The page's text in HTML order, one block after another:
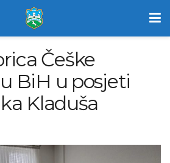
Češke
BiH u posjeti
Kladuša